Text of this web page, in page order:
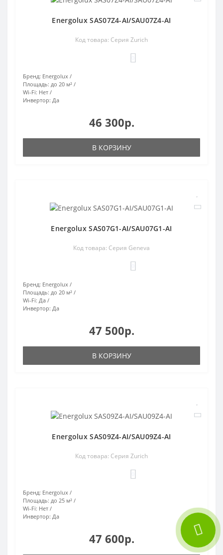
Energolux SAS07Z4-AI/SAU07Z4-AI
Код товара: Серия Zurich
Бренд: Energolux
Площадь: до 20 м²
Wi-Fi: Нет
Инвертор: Да
46 300р.
В КОРЗИНУ
Energolux SAS07G1-AI/SAU07G1-AI
Код товара: Серия Geneva
Бренд: Energolux
Площадь: до 20 м²
Wi-Fi: Да
Инвертор: Да
47 500р.
В КОРЗИНУ
Energolux SAS09Z4-AI/SAU09Z4-AI
Код товара: Серия Zurich
Бренд: Energolux
Площадь: до 25 м²
Wi-Fi: Нет
Инвертор: Да
47 600р.